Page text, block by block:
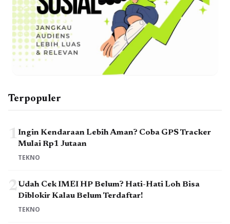
Terpopuler
1Ingin Kendaraan Lebih Aman? Coba GPS Tracker
Mulai Rp1 Jutaan
TEKNO
2Udah Cek IMEI HP Belum? Hati-Hati Loh Bisa
Diblokir Kalau Belum Terdaftar!
TEKNO